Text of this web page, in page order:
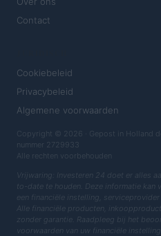
Contact
Cookiebeleid
Privacybeleid
Algemene voorwaarden
Copyright © 2026 · Gepost in Holland
nummer 2729933
Alle rechten voorbehouden
Vrijwaring: Investeren 24 doet er alles
to-date te houden. Deze informatie kan
een financiële instelling,
Alle financiële producten,
zonder garantie. Raadpleeg bij het
voorwaarden van uw financiële instelling.